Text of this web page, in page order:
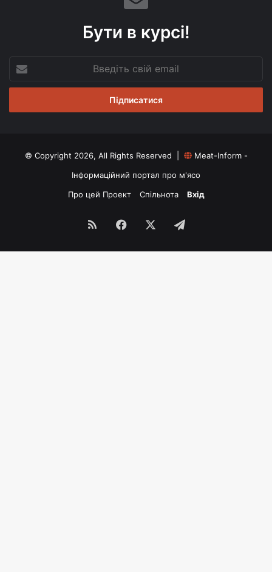
Бути в курсі!
свій
email
© Copyright 2026, All Rights Reserved |
Meat-Inform -
Інформаційний портал про м'ясо
Про цей Проект
Спільнота Вхід
RSS Facebook